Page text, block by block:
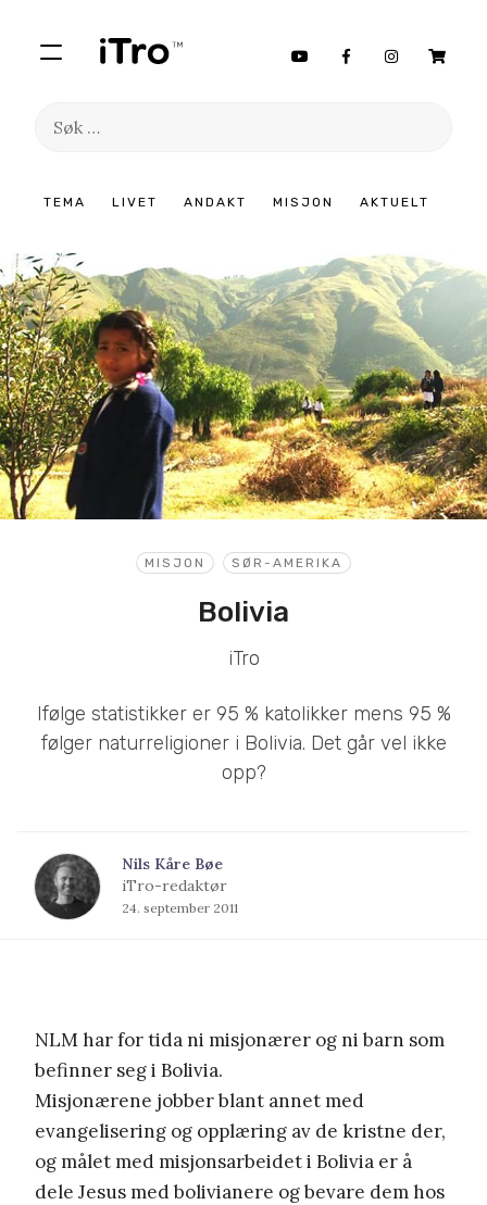
TEMA LIVET ANDAKT MISJON AKTUELT
Søk
innhold
MISJON SØR-AMERIKA
Bolivia
iTro
Ifølge statistikker er 95 % katolikker mens 95 %
følger naturreligioner i Bolivia. Det går vel ikke
opp?
Nils Kåre Bøe
iTro-redaktør
24. september 2011
NLM har for tida ni misjonærer og ni barn som
befinner seg i Bolivia.
Misjonærene jobber blant annet med
evangelisering og opplæring av de kristne der,
og målet med misjonsarbeidet i Bolivia er å
dele Jesus med bolivianere og bevare dem hos